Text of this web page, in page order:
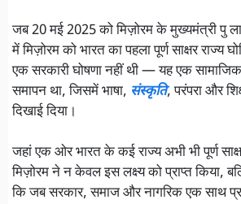
जब 20 मई 2025 को मिज़ोरम के मुख्यमंत्री पु
में मिज़ोरम को भारत का पहला पूर्ण साक्षर राज्य
एक सरकारी घोषणा नहीं थी — यह एक
समापन था, जिसमें भाषा, संस्कृति, परंपरा और
दिखाई दिया।
जहां एक ओर भारत के कई राज्य अभी भी पूर्ण
मिज़ोरम ने न केवल इस लक्ष्य को प्राप्त किया,
कि जब सरकार, समाज और नागरिक एक साथ